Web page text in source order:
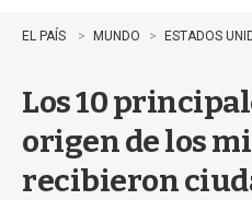
EL PAÍS MUNDO ESTADOS
Los 10
origen de los
recibieron